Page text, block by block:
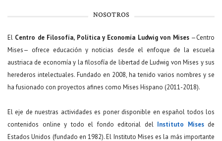
NOSOTROS
El Centro de Filosofía, Política y Economía Ludwig von Mises—Centro
Mises— ofrece educación y noticias desde el enfoque de la escuela
austriaca de economía y la filosofía de libertad de Ludwig von Mises y sus
herederos intelectuales. Fundado en 2008, ha tenido varios nombres y se
ha fusionado con proyectos afines como Mises Hispano (2011-2018).
El eje de nuestras actividades es poner disponible en español todos los
contenidos online y todo el fondo editorial del Instituto Misesde
Estados Unidos (fundado en 1982). El Instituto Mises es la más importante